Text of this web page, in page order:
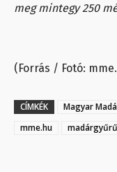
meg mintegy 250
(Forrás / Fotó:
CÍMKÉK
Magyar
mme.hu